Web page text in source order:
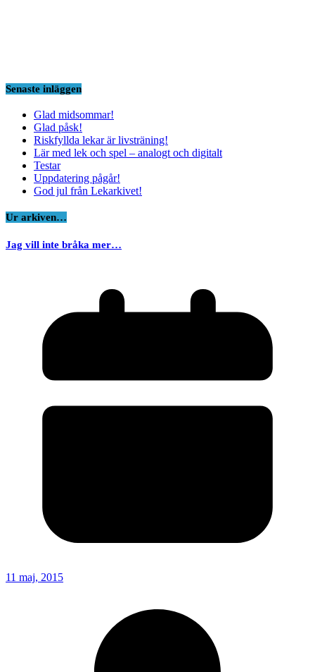
Senaste inläggen
Glad midsommar!
Glad påsk!
Riskfyllda lekar är livsträning!
Lär med lek och spel – analogt och digitalt
Testar
Uppdatering pågår!
God jul från Lekarkivet!
Ur arkiven…
Jag vill inte bråka mer…
11 maj, 2015